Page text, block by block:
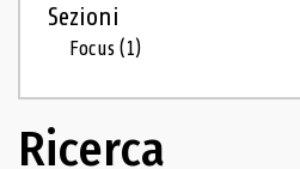
Sezioni
Focus(1)
Ricerca